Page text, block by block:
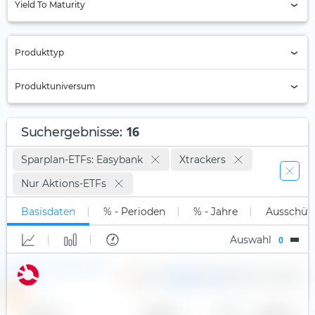
AA
BBB (1)
BB
B
Unter B
Nicht klassifiziert (14)
Yield To Maturity
Produkttyp
ETC
ETF (16)
Produktuniversum
Alle
Long-Only (1x)
Short
Short Leveraged
Suchergebnisse: 16
Sparplan-ETFs: Easybank
Xtrackers
Nur Aktions-ETFs
Basisdaten % - Perioden % - Jahre
Auswahl 0
Xtrackers MSCI World UCITS
ETF (Acc)